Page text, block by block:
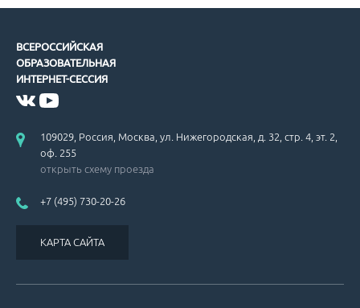
ВСЕРОССИЙСКАЯ
ОБРАЗОВАТЕЛЬНАЯ
ИНТЕРНЕТ-СЕССИЯ
109029, Россия, Москва, ул. Нижегородская, д. 32, стр. 4, эт. 2,
оф. 255
открыть схему проезда
+7 (495) 730-20-26
КАРТА САЙТА